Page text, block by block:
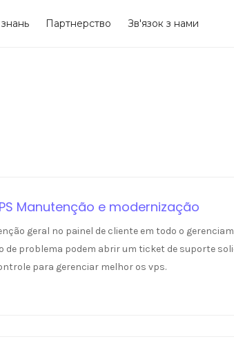
Партнерство Зв'язок з нами
Manutenção e modernização
geral no painel de cliente em todo o
de problema podem abrir um ticket de suporte
para gerenciar melhor os vps.